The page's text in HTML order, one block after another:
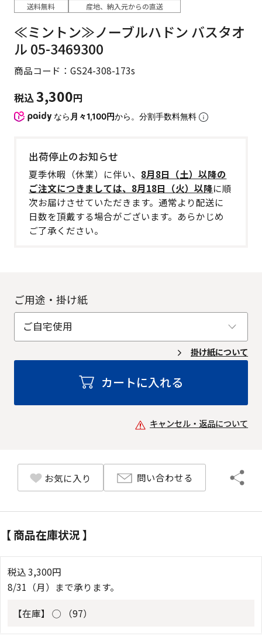
送料無料 産地、納入元からの直送
≪ミントン≫ノーブルハドン バスタオ
ル 05-3469300
商品コード：GS24-308-173s
税込3,300円
なら 月々1,100円から。分割手数料無料
出荷停止のお知らせ
夏季休暇（休業）に伴い、 8月8日（土）以降の
ご注文につきましては、8月18日（火）以降に順
次お届けさせていただきます。通常より配送に
日数を頂戴する場合がございます。あらかじめ
ご了承ください。
ご用途・掛け紙
掛け紙について
カートに入れる
キャンセル・返品について
お気に入り 問い合わせる
【 商品在庫状況 】
税込3,300円
8/31（月）まで承ります。
【在庫】 ◯ （97）